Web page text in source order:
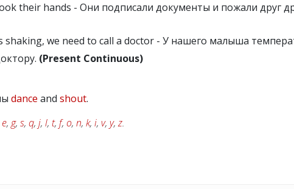
their hands - Они подписали документы и пожали друг
shaking, we need to call a doctor - У нашего малыша
(Present Continuous)
dance and shout.
e,g, s, q, j, l, t, f, o, n, k, i, v, y,z.